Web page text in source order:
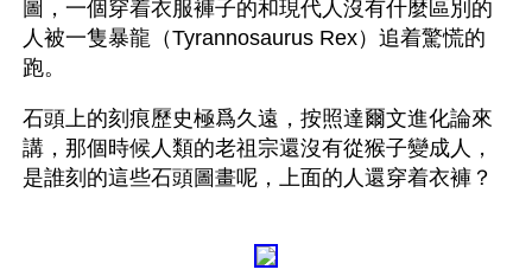
圖，一個穿着衣服褲子的和現代人沒有什麼區別的
人被一隻暴龍（Tyrannosaurus Rex）追着驚慌的
跑。
石頭上的刻痕歷史極爲久遠，按照達爾文進化論來
講，那個時候人類的老祖宗還沒有從猴子變成人，
是誰刻的這些石頭圖畫呢，上面的人還穿着衣褲？